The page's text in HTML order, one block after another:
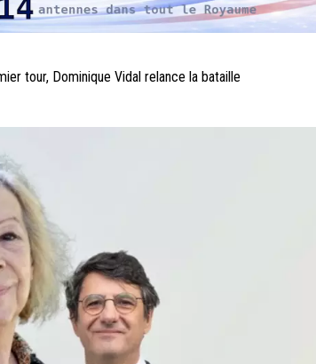
tour, Dominique Vidal relance la bataille